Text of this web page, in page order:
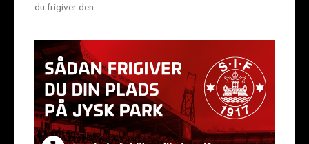
du frigiver den.